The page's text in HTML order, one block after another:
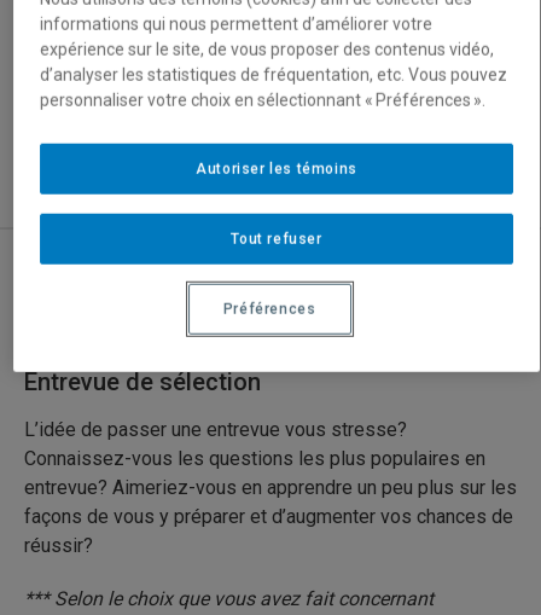
Stratégies de recherche d’emploi
Programmes et professions
Ateliers et formations
Consultation individuelle
Banque d’emplois
Entrevue de sélection
L’idée de passer une entrevue vous stresse?
Connaissez-vous les questions les plus populaires en
entrevue? Aimeriez-vous en apprendre un peu plus sur les
façons de vous y préparer et d’augmenter vos chances de
réussir?
*** Selon le choix que vous avez fait concernant
informations qui nous permettent d’améliorer votre
expérience sur le site, de vous proposer des contenus vidéo,
d’analyser les statistiques de fréquentation, etc. Vous pouvez
personnaliser votre choix en sélectionnant « Préférences ».
Tout refuser
Autoriser les témoins
Préférences